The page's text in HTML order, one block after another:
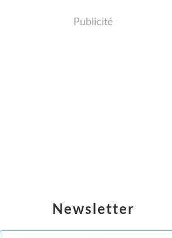
Newsletter
Publicité